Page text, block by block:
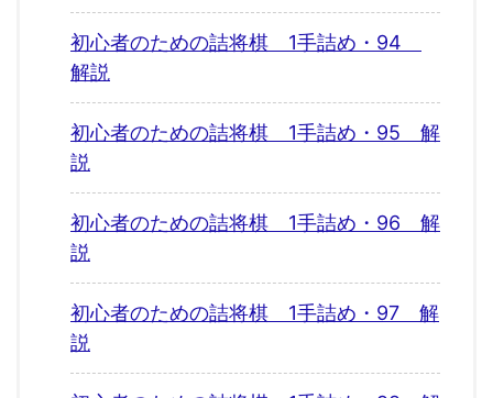
初心者のための詰将棋 1手詰め・94
解説
初心者のための詰将棋 1手詰め・95 解
説
初心者のための詰将棋 1手詰め・96 解
説
初心者のための詰将棋 1手詰め・97 解
説